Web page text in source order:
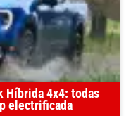
Híbrida 4x4: todas
electrificada